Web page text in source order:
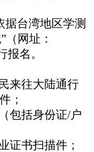
据台湾地区学测
网址：
报名。
来往大陆通行
；
包括身份证/户
证书扫描件；